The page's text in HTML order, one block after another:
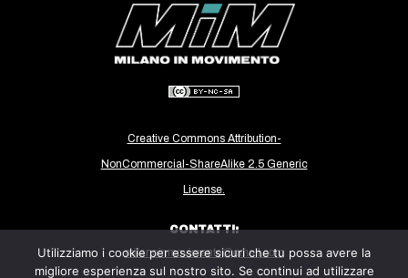
Creative Commons Attribution-
NonCommercial-ShareAlike 2.5 Generic
License.
CONTATTI:
milanoinmovimento@gmail.com
Utilizziamo i cookie per essere sicuri che tu possa avere la
migliore esperienza sul nostro sito. Se continui ad utilizzare